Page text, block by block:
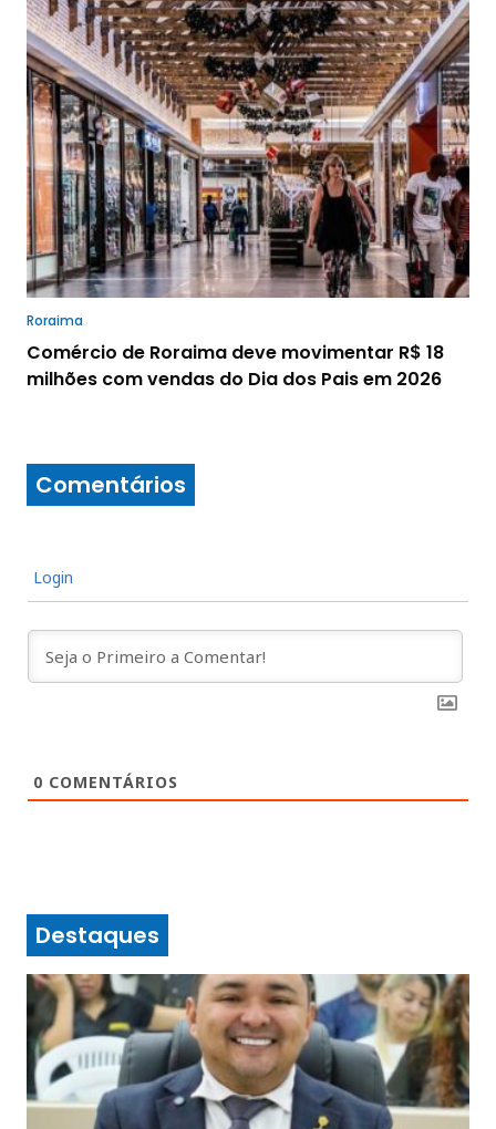
Roraima
Comércio de Roraima deve movimentar R$ 18
milhões com vendas do Dia dos Pais em 2026
Comentários
Login
0 COMENTÁRIOS
Destaques